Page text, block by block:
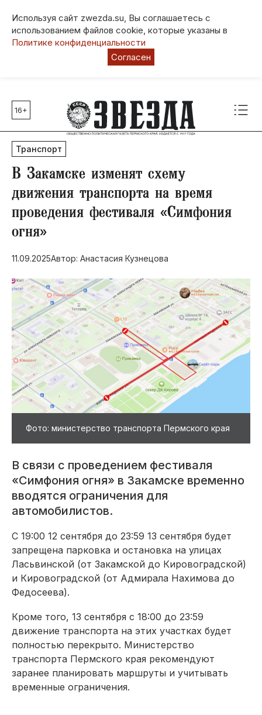
Используя сайт zwezda.su, Вы соглашаетесь с
использованием файлов cookie, которые указаны в
Политике конфиденциальности
Согласен
Главные темы
80 лет Победы
Молодежная столица РФ
СВО
Социальная поддержка
Инфраструктура
Благоустройство
16+
Транспорт
​В Закамске изменят схему
движения транспорта на время
проведения фестиваля «Симфония
огня»
11.09.2025Автор: Анастасия Кузнецова
Фото: министерство транспорта Пермского края
В связи с проведением фестиваля
«Симфония огня» в Закамске временно
вводятся ограничения для
автомобилистов.
С 19:00 12 сентября до 23:59 13 сентября будет
запрещена парковка и остановка на улицах
Ласьвинской (от Закамской до Кировоградской)
и Кировоградской (от Адмирала Нахимова до
Федосеева).
Кроме того, 13 сентября с 18:00 до 23:59
движение транспорта на этих участках будет
полностью перекрыто. Министерство
транспорта Пермского края рекомендуют
заранее планировать маршруты и учитывать
временные ограничения.